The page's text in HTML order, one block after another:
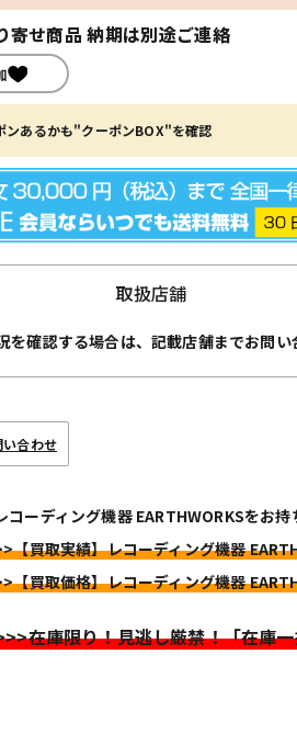
寄せ商品 納期は別途ご連絡
ンあるかも"クーポンBOX"を確認
取扱店舗
確認する場合は、記載店舗までお問い
合わせ
コーディング機器 EARTHWORKSをお持
【買取実績】レコーディング機器
【買取価格】レコーディング機器
在庫限り！見逃し厳禁！「在庫